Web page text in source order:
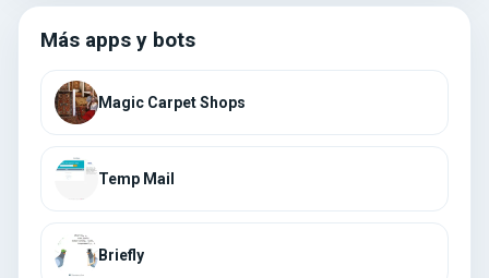
Más apps y bots
Magic Carpet Shops
Temp Mail
Briefly